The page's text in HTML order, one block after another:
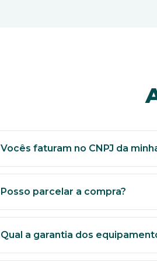
Vocês faturam no CNPJ da
Sim. Faturamos no boleto, direto
Posso parcelar a compra?
Sim, com condições exclusivas
Qual a garantia dos
De 1 a 5 anos conforme